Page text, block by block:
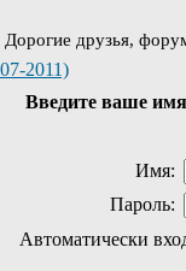
Дорогие друзья,
2011)
Введите ваше
Имя:
Пароль:
Автоматически